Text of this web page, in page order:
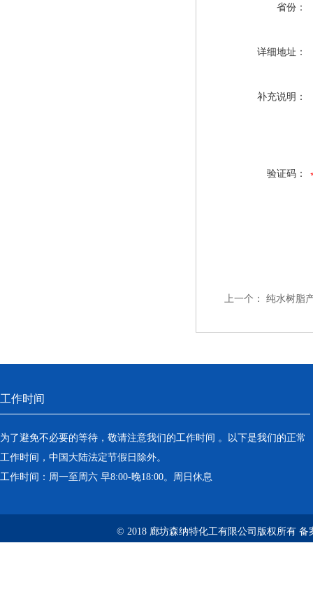
省份：
详细地址：
补充说明：
验证码：
上一个： 纯水树脂
工作时间
为了避免不必要的等待，敬请注意我们的工作时间 。以下是我们的正常
工作时间，中国大陆法定节假日除外。
工作时间：周一至周六 早8:00-晚18:00。周日休息
© 2018 廊坊森纳特化工有限公司版权所有 备